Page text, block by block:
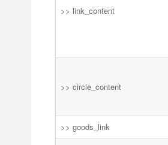
>> link_content
>> circle_content
>> goods_link